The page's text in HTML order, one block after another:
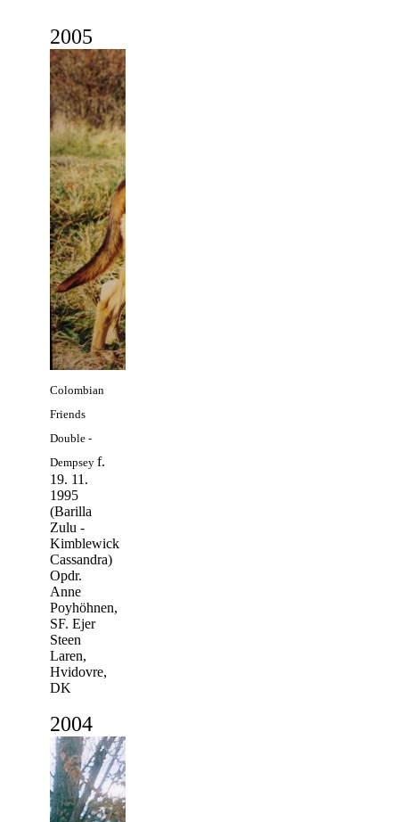
2005
Colombian
Friends
Double -
Dempsey f.
19. 11.
1995
(Barilla
Zulu -
Kimblewick
Cassandra)
Opdr.
Anne
Poyhöhnen,
SF. Ejer
Steen
Laren,
Hvidovre,
DK
2004